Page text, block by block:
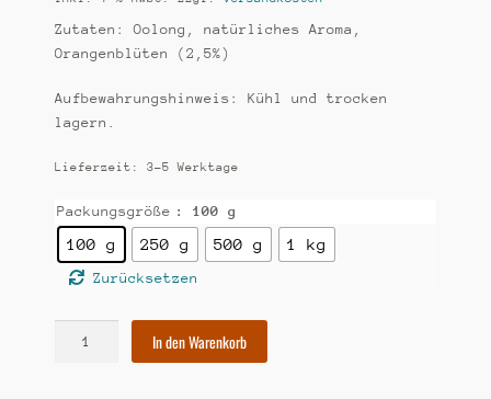
Zutaten: Oolong, natürliches Aroma,
Orangenblüten (2,5%)
Aufbewahrungshinweis: Kühl und trocken
lagern.
Lieferzeit: 3-5 Werktage
Packungsgröße : 100 g
100 g 250 g 500 g 1 kg
Zurücksetzen
In den Warenkorb